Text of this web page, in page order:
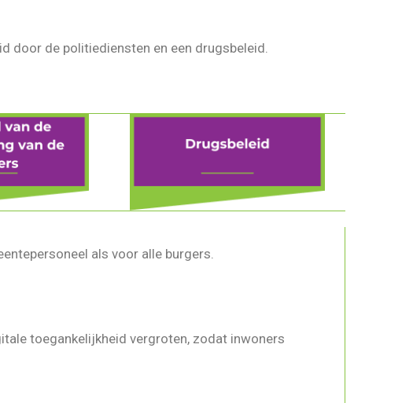
door de politiediensten en een drugsbeleid.
als voor alle burgers.
toegankelijkheid vergroten, zodat inwoners